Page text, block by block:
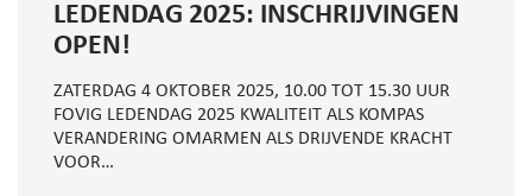
LEDENDAG 2025: INSCHRIJVINGEN
OPEN!
ZATERDAG 4 OKTOBER 2025, 10.00 TOT 15.30 UUR
FOVIG LEDENDAG 2025 KWALITEIT ALS KOMPAS
VERANDERING OMARMEN ALS DRIJVENDE KRACHT
VOOR…